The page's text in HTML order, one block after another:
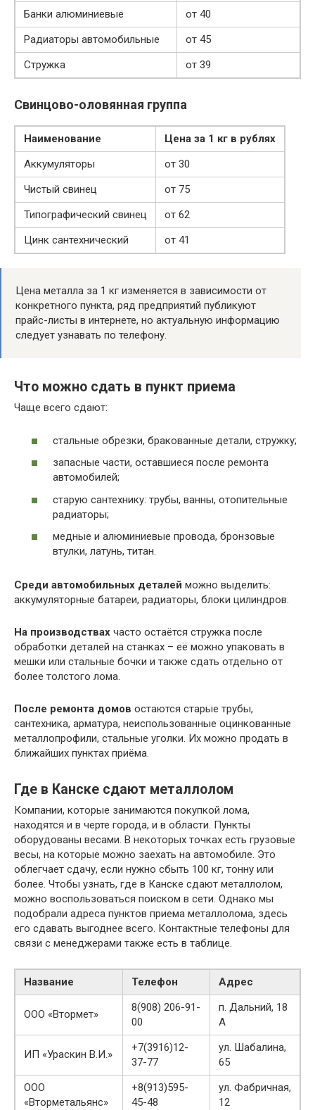
Банки алюминиевые
от 40
Радиаторы автомобильные
от 45
Стружка
от 39
Свинцово-оловянная группа
Наименование
Цена за 1 кг в рублях
Аккумуляторы
от 30
Чистый свинец
от 75
Типографический свинец
от 62
Цинк сантехнический
от 41
Цена металла за 1 кг изменяется в зависимости от
конкретного пункта, ряд предприятий публикуют
прайс-листы в интернете, но актуальную информацию
следует узнавать по телефону.
Что можно сдать в пункт приема
Чаще всего сдают:
стальные обрезки, бракованные детали, стружку;
запасные части, оставшиеся после ремонта
автомобилей;
старую сантехнику: трубы, ванны, отопительные
радиаторы;
медные и алюминиевые провода, бронзовые
втулки, латунь, титан.
Среди автомобильных деталей можно выделить:
аккумуляторные батареи, радиаторы, блоки цилиндров.
На производствах часто остаётся стружка после
обработки деталей на станках – её можно упаковать в
мешки или стальные бочки и также сдать отдельно от
более толстого лома.
После ремонта домов остаются старые трубы,
сантехника, арматура, неиспользованные оцинкованные
металлопрофили, стальные уголки. Их можно продать в
ближайших пунктах приёма.
Где в Канске сдают металлолом
Компании, которые занимаются покупкой лома,
находятся и в черте города, и в области. Пункты
оборудованы весами. В некоторых точках есть грузовые
весы, на которые можно заехать на автомобиле. Это
облегчает сдачу, если нужно сбыть 100 кг, тонну или
более. Чтобы узнать, где в Канске сдают металлолом,
можно воспользоваться поиском в сети. Однако мы
подобрали адреса пунктов приема металлолома, здесь
его сдавать выгоднее всего. Контактные телефоны для
связи с менеджерами также есть в таблице.
Название Телефон Адрес
ООО «Втормет»
8(908) 206-91-
00
п. Дальний, 18
А
ИП «Ураскин В.И.»
+7(3916)12-
37-77
ул. Шабалина,
65
ООО
«Вторметальянс»
+8(913)595-
45-48
ул. Фабричная,
12